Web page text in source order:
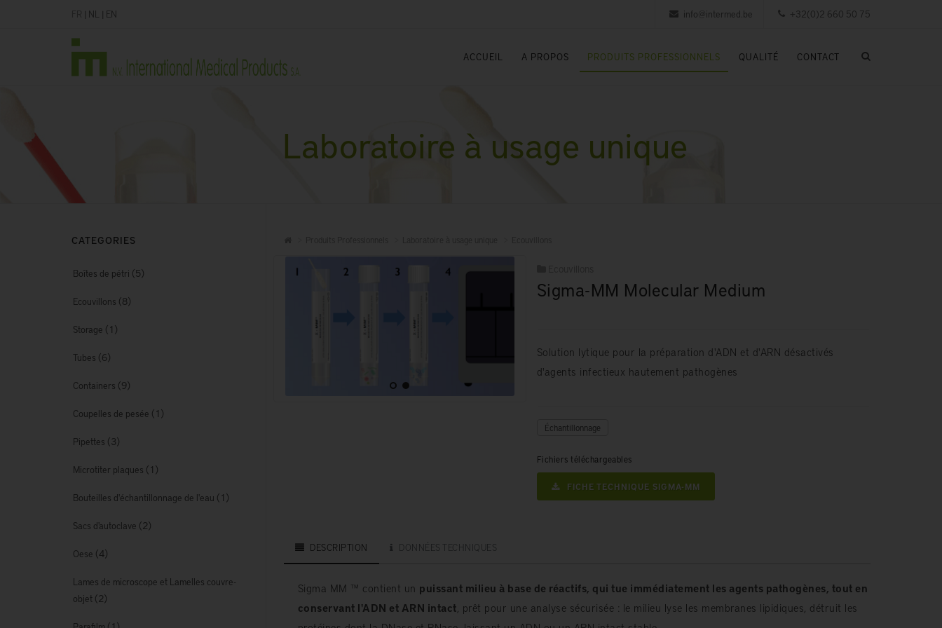
| NL | EN +32(0)2 660 50 75
info@intermed.be
ACCUEIL A PROPOS PRODUITS PROFESSIONNELS QUALITÉ CONTACT
Laboratoire à usage unique
Sigma-MM Molecular Medium
Solution lytique pour la préparation d'ADN et d'ARN désactivés
d'agents infectieux hautement pathogènes
Échantillonnage
Fichiers téléchargeables
FICHE TECHNIQUE SIGMA-MM
DESCRIPTION DONNÉES TECHNIQUES
Sigma MM ™ contient un puissant milieu à base de réactifs, qui tue immédiatement les agents pathogènes, tout en
conservant l'ADN et ARN intact , prêt pour une analyse sécurisée : le milieu lyse les membranes lipidiques, détruit les
CATEGORIES
Boîtes de pétri (5)
Ecouvillons (8)
Storage (1)
Tubes (6)
Containers (9)
Coupelles de pesée (1)
Pipettes (3)
Microtiter plaques (1)
Bouteilles d'échantillonnage de l'eau (1)
Sacs d'autoclave (2)
Oese (4)
Lames de microscope et Lamelles couvre-
objet (2)